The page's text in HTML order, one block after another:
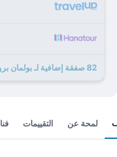
82 صفقة إضافية لـ بولمان بروكسل سنتر ميدي
لمحة عن التقييمات